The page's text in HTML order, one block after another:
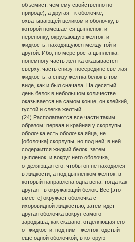
объемист, чем ему свойственно по
природе), а другая - к оболочке,
охватывающей целиком и оболочку, в
которой помешается цыпленок, и
перепонку, окружающую желток, и
жидкость, находящуюся между той и
другой. Ибо, по мере роста цыпленка,
понемногу часть желтка оказывается
сверху, часть снизу, посередине светлая
жидкость, а снизу желтка белок в том
виде, как и был сначала. На десятый
день белок в небольшом количестве
оказывается на самом конце, он клейкий,
густой и слегка желтый.
(24) Располагаются все части таким
образом: первая и крайняя у скорлупы
оболочка есть оболочка яйца, не
[оболочка] скорлупы, но под ней; в ней
содержится жидкий белок, затем
цыпленок, и вокруг него оболочка,
отделяющая его, чтобы он не находился
в жидкости, а под цыпленком желток, в
который направлена одна вена, тогда как
другая - в окружающий белок. Все [это
вместе] окружает оболочка с
ихоровидной жидкостью, затем идет
другая оболочка вокруг самого
зародыша, как сказано, отделяющая его
от жидкости; под ним - желток, одетый
еще одной оболочкой, в которую